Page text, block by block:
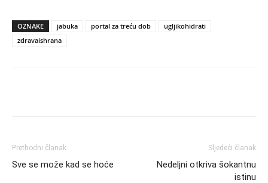
OZNAKE jabuka portal za treću dob
ugljikohidrati
zdravaishrana
Prethodni članak
Sve se može kad se hoće
Sljedeći članak
Nedeljni otkriva šokantnu
istinu